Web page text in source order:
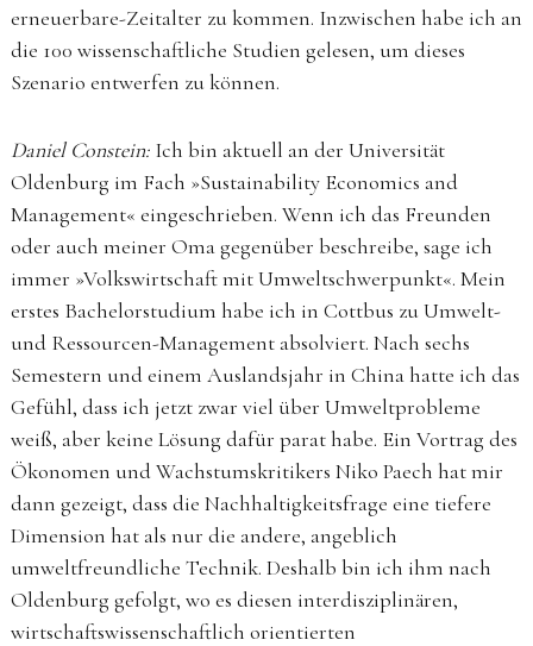
erneuerbare-Zeitalter zu kommen. Inzwischen habe ich an
die 100 wissenschaftliche Studien gelesen, um dieses
Szenario entwerfen zu können.
Daniel Constein:Ich bin aktuell an der Universität
Oldenburg im Fach »Sustainability Economics and
Management« eingeschrieben. Wenn ich das Freunden
oder auch meiner Oma gegenüber beschreibe, sage ich
immer »Volkswirtschaft mit Umweltschwerpunkt«. Mein
erstes Bachelorstudium habe ich in Cottbus zu Umwelt-
und Ressourcen-Management absolviert. Nach sechs
Semestern und einem Auslandsjahr in China hatte ich das
Gefühl, dass ich jetzt zwar viel über Umweltprobleme
weiß, aber keine Lösung dafür parat habe. Ein Vortrag des
Ökonomen und Wachstumskritikers Niko Paech hat mir
dann gezeigt, dass die Nachhaltigkeitsfrage eine tiefere
Dimension hat als nur die andere, angeblich
umweltfreundliche Technik. Deshalb bin ich ihm nach
Oldenburg gefolgt, wo es diesen interdisziplinären,
wirtschaftswissenschaftlich orientierten